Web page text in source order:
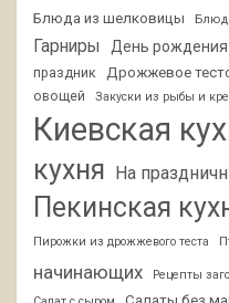
Блюда из шелковицы
Гарниры День рождения
праздник
Дрожжевое
овощей
Закуски из рыбы и
Киевская
кухня На
Пекинская
Пирожки из дрожжевого теста
начинающих
Рецепты
Салаты без